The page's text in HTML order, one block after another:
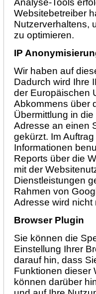
Websitebetreiber
Nutzerverhaltens,
zu optimieren.
IP
Wir haben auf
Dadurch wird Ihre
der Europäischen
Abkommens über
Übermittlung in
Adresse an einen
gekürzt. Im
Informationen
Reports über die
mit der
Dienstleistungen
Rahmen von
Adresse wird
Browser Plugin
Sie können die
Einstellung Ihrer
darauf hin, dass
Funktionen dieser
können darüber